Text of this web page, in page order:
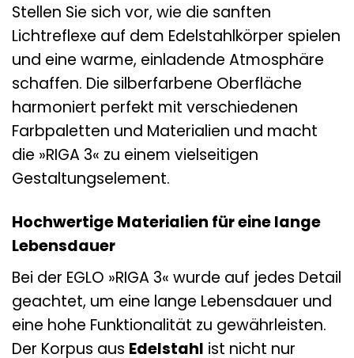
Stellen Sie sich vor, wie die sanften
Lichtreflexe auf dem Edelstahlkörper spielen
und eine warme, einladende Atmosphäre
schaffen. Die silberfarbene Oberfläche
harmoniert perfekt mit verschiedenen
Farbpaletten und Materialien und macht
die »RIGA 3« zu einem vielseitigen
Gestaltungselement.
Hochwertige Materialien für eine lange
Lebensdauer
Bei der EGLO »RIGA 3« wurde auf jedes Detail
geachtet, um eine lange Lebensdauer und
eine hohe Funktionalität zu gewährleisten.
Der Korpus aus Edelstahl ist nicht nur